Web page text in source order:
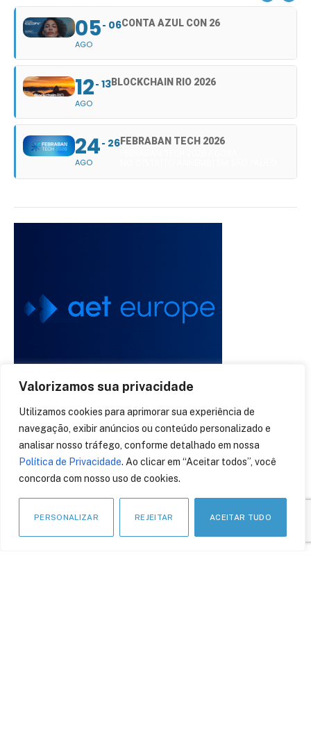
Valorizamos sua privacidade
Utilizamos cookies para aprimorar sua experiência de
navegação, exibir anúncios ou conteúdo personalizado e
analisar nosso tráfego, conforme detalhado em nossa
Política de Privacidade. Ao clicar em “Aceitar todos”, você
concorda com nosso uso de cookies.
PERSONALIZAR REJEITAR ACEITAR TUDO
05
AGO
06CONTA AZUL CON 26
12
AGO
13BLOCKCHAIN RIO 2026
24
AGO
26FEBRABAN TECH 2026